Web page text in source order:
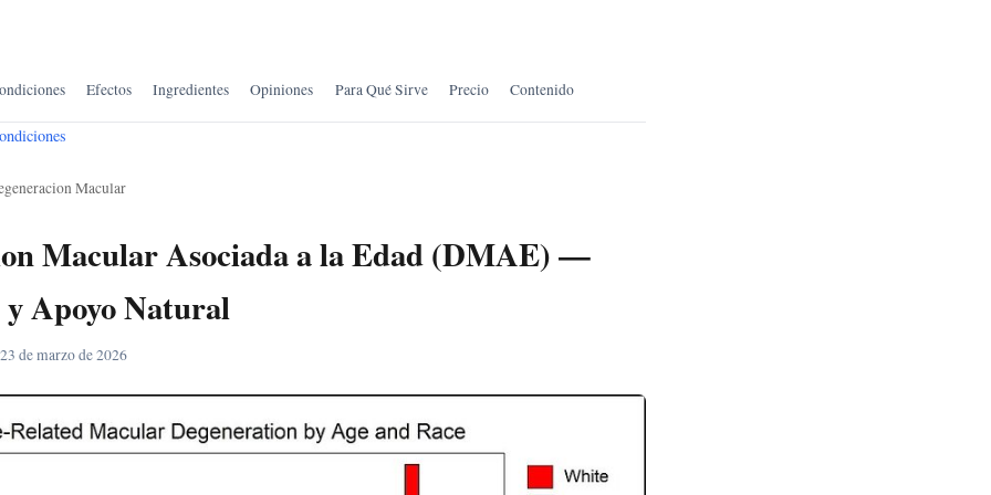
Efectos Ingredientes Opiniones Para Qué Sirve Precio Contenido
Macular
Macular Asociada a la Edad (DMAE) —
Apoyo Natural
de marzo de 2026